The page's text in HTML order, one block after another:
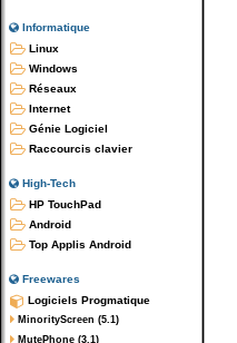
Informatique
Linux
Windows
Réseaux
Internet
Génie Logiciel
Raccourcis clavier
High-Tech
HP TouchPad
Android
Top Applis Android
Freewares
Logiciels Progmatique
MinorityScreen (5.1)
MutePhone (3.1)